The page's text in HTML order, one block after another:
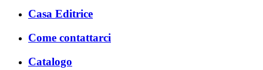
Casa Editrice
Come contattarci
Catalogo